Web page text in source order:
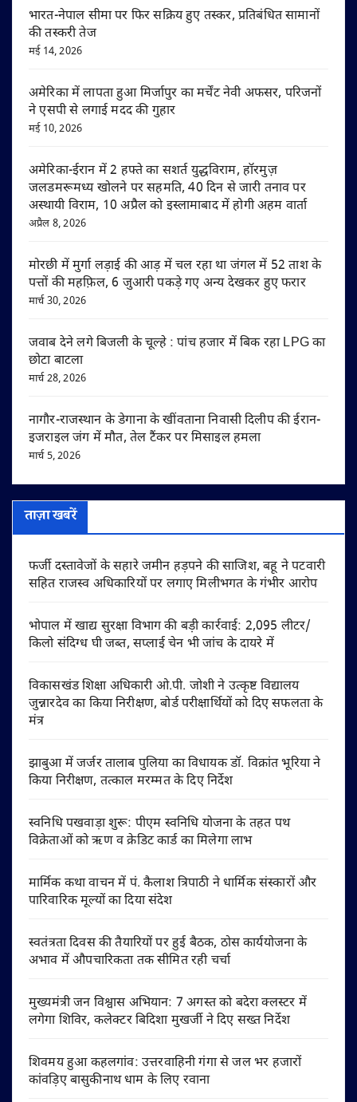
भारत-नेपाल सीमा पर फिर सक्रिय हुए तस्कर, प्रतिबंधित सामानों
की तस्करी तेज
मई 14, 2026
अमेरिका में लापता हुआ मिर्जापुर का मर्चेंट नेवी अफसर, परिजनों
ने एसपी से लगाई मदद की गुहार
मई 10, 2026
अमेरिका-ईरान में 2 हफ्ते का सशर्त युद्धविराम, हॉरमुज़
जलडमरूमध्य खोलने पर सहमति, 40 दिन से जारी तनाव पर
अस्थायी विराम, 10 अप्रैल को इस्लामाबाद में होगी अहम वार्ता
अप्रैल 8, 2026
मोरछी में मुर्गा लड़ाई की आड़ में चल रहा था जंगल में 52 ताश के
पत्तों की महफ़िल, 6 जुआरी पकड़े गए अन्य देखकर हुए फरार
मार्च 30, 2026
जवाब देने लगे बिजली के चूल्हे : पांच हजार में बिक रहा LPG का
छोटा बाटला
मार्च 28, 2026
नागौर-राजस्थान के डेगाना के खींवताना निवासी दिलीप की ईरान-
इजराइल जंग में मौत, तेल टैंकर पर मिसाइल हमला
मार्च 5, 2026
ताज़ा खबरें
फर्जी दस्तावेजों के सहारे जमीन हड़पने की साजिश, बहू ने पटवारी
सहित राजस्व अधिकारियों पर लगाए मिलीभगत के गंभीर आरोप
भोपाल में खाद्य सुरक्षा विभाग की बड़ी कार्रवाई: 2,095 लीटर/
किलो संदिग्ध घी जब्त, सप्लाई चेन भी जांच के दायरे में
विकासखंड शिक्षा अधिकारी ओ.पी. जोशी ने उत्कृष्ट विद्यालय
जुन्नारदेव का किया निरीक्षण, बोर्ड परीक्षार्थियों को दिए सफलता के
मंत्र
झाबुआ में जर्जर तालाब पुलिया का विधायक डॉ. विक्रांत भूरिया ने
किया निरीक्षण, तत्काल मरम्मत के दिए निर्देश
स्वनिधि पखवाड़ा शुरू: पीएम स्वनिधि योजना के तहत पथ
विक्रेताओं को ऋण व क्रेडिट कार्ड का मिलेगा लाभ
मार्मिक कथा वाचन में पं. कैलाश त्रिपाठी ने धार्मिक संस्कारों और
पारिवारिक मूल्यों का दिया संदेश
स्वतंत्रता दिवस की तैयारियों पर हुई बैठक, ठोस कार्ययोजना के
अभाव में औपचारिकता तक सीमित रही चर्चा
मुख्यमंत्री जन विश्वास अभियान: 7 अगस्त को बदेरा क्लस्टर में
लगेगा शिविर, कलेक्टर बिदिशा मुखर्जी ने दिए सख्त निर्देश
शिवमय हुआ कहलगांव: उत्तरवाहिनी गंगा से जल भर हजारों
कांवड़िए बासुकीनाथ धाम के लिए रवाना